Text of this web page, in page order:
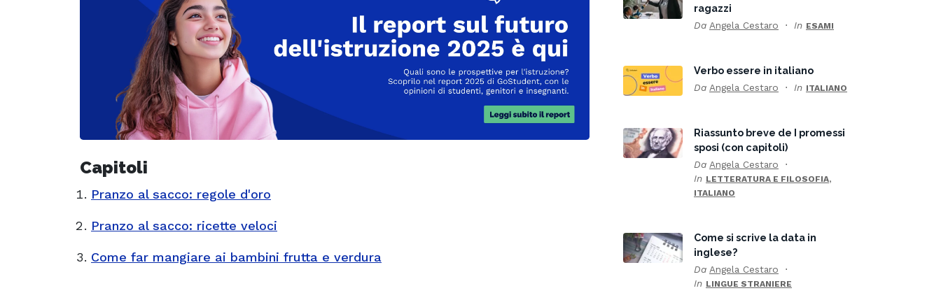
Capitoli
Pranzo al sacco: regole d'oro
Pranzo al sacco: ricette veloci
Come far mangiare ai bambini frutta e verdura
ragazzi
Da Angela Cestaro In ESAMI
Verbo essere in italiano
Da Angela Cestaro In ITALIANO
Riassunto breve de I promessi
sposi (con capitoli)
Da Angela Cestaro
In LETTERATURA E FILOSOFIA,
ITALIANO
Come si scrive la data in
inglese?
Da Angela Cestaro
In LINGUE STRANIERE